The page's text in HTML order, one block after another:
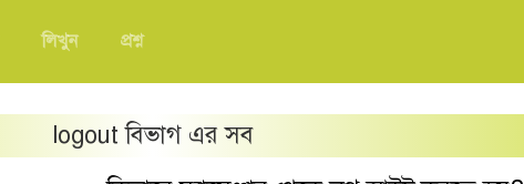
লিখুন প্রশ্ন
logout বিভাগ এর সব